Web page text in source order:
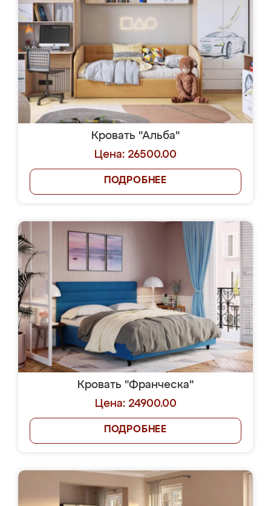
Кровать "Альба"
Цена: 26500.00
ПОДРОБНЕЕ
Кровать "Франческа"
Цена: 24900.00
ПОДРОБНЕЕ